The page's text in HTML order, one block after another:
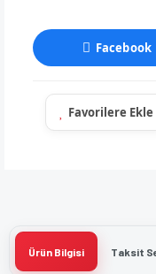
Facebook
Ürün Bilgisi Taksit